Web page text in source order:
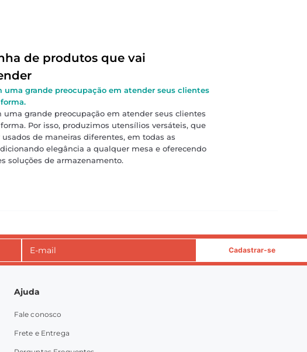
de produtos que vai
uma grande preocupação em atender seus clientes
uma grande preocupação em atender seus clientes
Por isso, produzimos utensílios versáteis, que
de maneiras diferentes, em todas as
elegância a qualquer mesa e oferecendo
soluções de armazenamento.
Cadastrar-se
Ajuda
Fale conosco
Frete e Entrega